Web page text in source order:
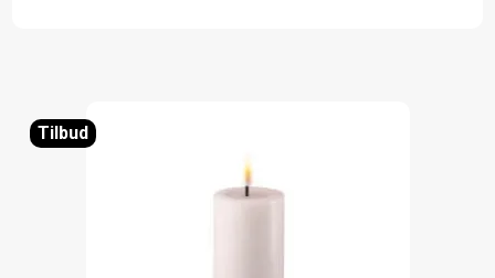
Tilbud